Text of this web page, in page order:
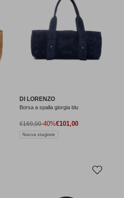
DI LORENZO
Borsa a spalla giorgia blu
Prezzo di vendita
€101,00
Prezzo normale
€169,00-40%
Nuova stagione